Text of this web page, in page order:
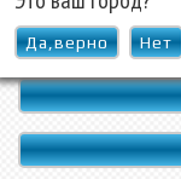
Да,верно Нет